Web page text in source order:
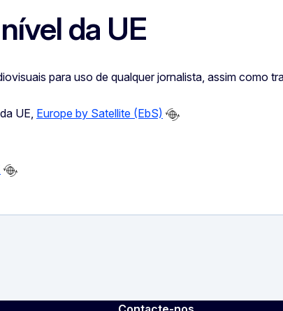
da UE
para uso de qualquer jornalista, assim como
UE, Europe by Satellite (EbS)